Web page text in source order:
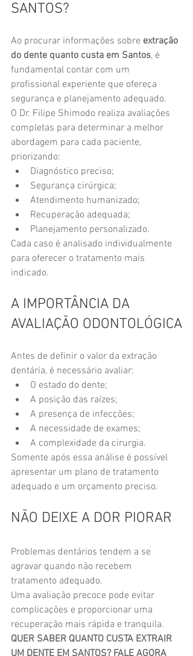
SANTOS?
Ao procurar informações sobre extração
do dente quanto custa em Santos, é
fundamental contar com um
profissional experiente que ofereça
segurança e planejamento adequado.
O Dr. Filipe Shimodo realiza avaliações
completas para determinar a melhor
abordagem para cada paciente,
priorizando:
Diagnóstico preciso;
Segurança cirúrgica;
Atendimento humanizado;
Recuperação adequada;
Planejamento personalizado.
Cada caso é analisado individualmente
para oferecer o tratamento mais
indicado.
A IMPORTÂNCIA DA
AVALIAÇÃO ODONTOLÓGICA
Antes de definir o valor da extração
dentária, é necessário avaliar:
O estado do dente;
A posição das raízes;
A presença de infecções;
A necessidade de exames;
A complexidade da cirurgia.
Somente após essa análise é possível
apresentar um plano de tratamento
adequado e um orçamento preciso.
NÃO DEIXE A DOR PIORAR
Problemas dentários tendem a se
agravar quando não recebem
tratamento adequado.
Uma avaliação precoce pode evitar
complicações e proporcionar uma
recuperação mais rápida e tranquila.
QUER SABER QUANTO CUSTA EXTRAIR
UM DENTE EM SANTOS? FALE AGORA